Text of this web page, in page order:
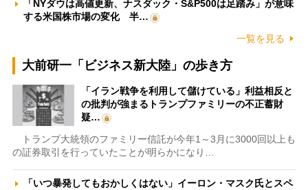
「NYダウは高値更新、ナスダック・S&P500は足踏み」が意味
する米国株市場の変化 半…
一覧を見る
大前研一「ビジネス新大陸」の歩き方
「イラン戦争を利用して儲けている」利益相反と
の批判が強まるトランプファミリーの不正蓄財
疑…
トランプ大統領のファミリー信託が今年1～3月に3000回以上も
の証券取引を行っていたことが明らかになり…
「いつ暴発してもおかしくはない」イーロン・マスク氏とスペ